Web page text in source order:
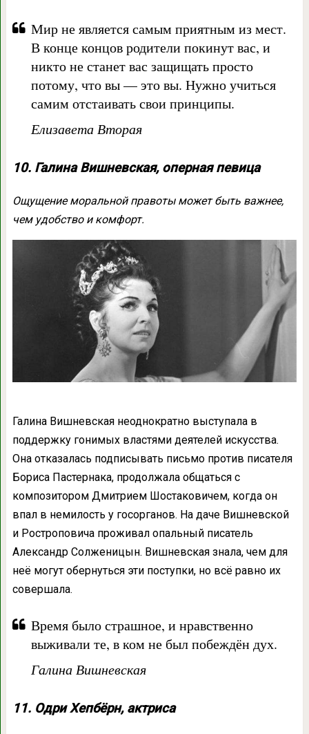
Мир не является самым приятным из мест.
В конце концов родители покинут вас, и
никто не станет вас защищать просто
потому, что вы — это вы. Нужно учиться
самим отстаивать свои принципы.
Елизавета Вторая
10. Галина Вишневская, оперная певица
Ощущение моральной правоты может быть важнее,
чем удобство и комфорт.
Галина Вишневская неоднократно выступала в
поддержку гонимых властями деятелей искусства.
Она отказалась подписывать письмо против писателя
Бориса Пастернака, продолжала общаться с
композитором Дмитрием Шостаковичем, когда он
впал в немилость у госорганов. На даче Вишневской
и Ростроповича проживал опальный писатель
Александр Солженицын. Вишневская знала, чем для
неё могут обернуться эти поступки, но всё равно их
совершала.
Время было страшное, и нравственно
выживали те, в ком не был побеждён дух.
Галина Вишневская
11. Одри Хепбёрн, актриса